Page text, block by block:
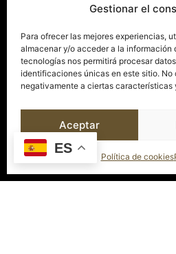
Gestionar el
Para ofrecer las mejores experiencias,
almacenar y/o acceder a la
tecnologías nos permitirá procesar
identificaciones únicas en este sitio.
negativamente a ciertas características
Aceptar
Política de cookies
ES